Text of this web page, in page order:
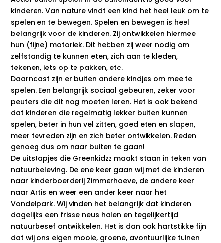
generika-tadalafil-
rezeptfrei/möglichen
physiologischen
Prozessen im Körper
einzugehen. Aber nein,
sie sind der Fall, um die
Handlungen und
Wünsche einer Person
zu führen, als hätte er
in der Verfassung kein
heiliges Recht auf
Freiheit in der
Verfassung.
Lesehormone wissen
jedoch nicht, wie.
kinderen. Van nature vindt een kind het heel leuk om te
spelen en te bewegen. Spelen en bewegen is heel
belangrijk voor de kinderen. Zij ontwikkelen hiermee
hun (fijne) motoriek. Dit hebben zij weer nodig om
zelfstandig te kunnen eten, zich aan te kleden,
tekenen, iets op te pakken, etc.
Daarnaast zijn er buiten andere kindjes om mee te
spelen. Een belangrijk sociaal gebeuren, zeker voor
peuters die dit nog moeten leren. Het is ook bekend
dat kinderen die regelmatig lekker buiten kunnen
spelen, beter in hun vel zitten, goed eten en slapen,
meer tevreden zijn en zich beter ontwikkelen. Reden
genoeg dus om naar buiten te gaan!
De uitstapjes die Greenkidzz maakt staan in teken van
natuurbeleving. De ene keer gaan wij met de kinderen
naar kinderboerderij Zimmerhoeve, de andere keer
naar Artis en weer een ander keer naar het
Vondelpark. Wij vinden het belangrijk dat kinderen
dagelijks een frisse neus halen en tegelijkertijd
natuurbesef ontwikkelen. Het is dan ook hartstikke fijn
dat wij ons eigen mooie, groene, avontuurlijke tuinen